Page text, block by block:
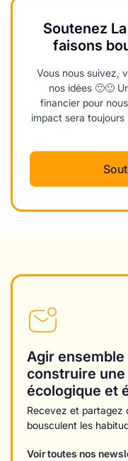
Soutenez
faisons
Vous nous suivez,
nos idées 🙂🙂
financier pour
impact sera
Agir
construire
écologique et
Recevez et partagez
bousculent les
Voir toutes nos